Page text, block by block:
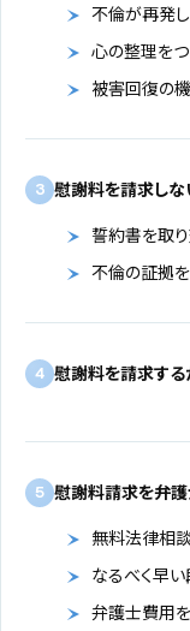
不倫が再発
心の整理を
被害回復の
3 慰謝料を請求し
誓約書を取
不倫の証拠を
4 慰謝料を請求す
5 慰謝料請求を弁
無料法律相
なるべく早
弁護士費用